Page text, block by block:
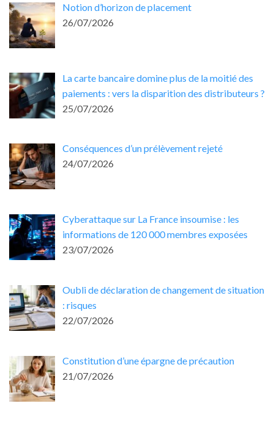
Notion d’horizon de placement
26/07/2026
La carte bancaire domine plus de la moitié des
paiements : vers la disparition des distributeurs ?
25/07/2026
Conséquences d’un prélèvement rejeté
24/07/2026
Cyberattaque sur La France insoumise : les
informations de 120 000 membres exposées
23/07/2026
Oubli de déclaration de changement de situation
: risques
22/07/2026
Constitution d’une épargne de précaution
21/07/2026